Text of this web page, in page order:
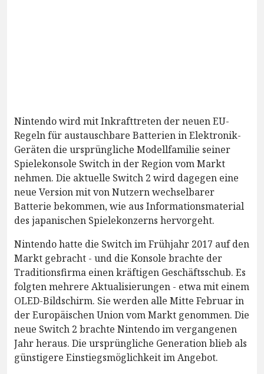
Nintendo wird mit Inkrafttreten der neuen EU-
Regeln für austauschbare Batterien in Elektronik-
Geräten die ursprüngliche Modellfamilie seiner
Spielekonsole Switch in der Region vom Markt
nehmen. Die aktuelle Switch 2 wird dagegen eine
neue Version mit von Nutzern wechselbarer
Batterie bekommen, wie aus Informationsmaterial
des japanischen Spielekonzerns hervorgeht.
Nintendo hatte die Switch im Frühjahr 2017 auf den
Markt gebracht - und die Konsole brachte der
Traditionsfirma einen kräftigen Geschäftsschub. Es
folgten mehrere Aktualisierungen - etwa mit einem
OLED-Bildschirm. Sie werden alle Mitte Februar in
der Europäischen Union vom Markt genommen. Die
neue Switch 2 brachte Nintendo im vergangenen
Jahr heraus. Die ursprüngliche Generation blieb als
günstigere Einstiegsmöglichkeit im Angebot.